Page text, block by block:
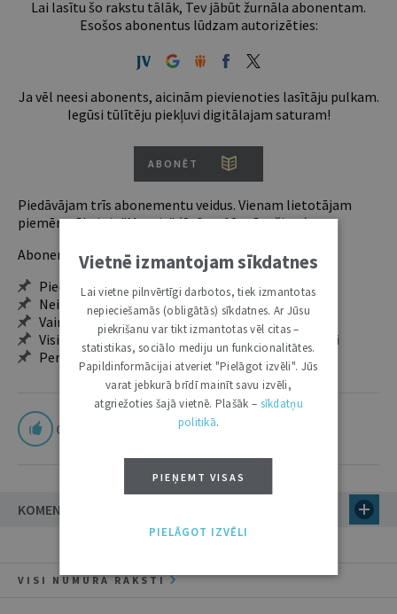
Lai lasītu šo rakstu tālāk, Tev jābūt žurnāla abonentam.
Esošos abonentus lūdzam autorizēties:
Ja vēl neesi abonents, aicinām pievienoties lasītāju pulkam.
Iegūsi tūlītēju piekļuvi digitālajam saturam!
ABONĒT
Piedāvājam trīs abonementu veidus. Vienam lietotājam
piemērotākais ir "Mazais" (3, 6 un 12 mēnešiem).
Abonentu ieguvumi:
Pieeja jaunākajam izdevumam
Neierobežota pieeja arhīvam – 24 h/7 d.
Vairāk nekā 18 000 rakstu un 2000 autoru
Visi tematiskie numuri un ikgadējie grāmatžurnāli
Personalizētās iespējas – piezīmes, citāti, mapes
0
KOMENTĀRI
VISI NUMURA RAKSTI
Vietnē izmantojam sīkdatnes
Lai vietne pilnvērtīgi darbotos, tiek izmantotas
nepieciešamās (obligātās) sīkdatnes. Ar Jūsu
piekrišanu var tikt izmantotas vēl citas –
statistikas, sociālo mediju un funkcionalitātes.
Papildinformācijai atveriet "Pielāgot izvēli". Jūs
varat jebkurā brīdī mainīt savu izvēli,
atgriežoties šajā vietnē. Plašāk – sīkdatņu
politikā.
PIEŅEMT VISAS
PIELĀGOT IZVĒLI